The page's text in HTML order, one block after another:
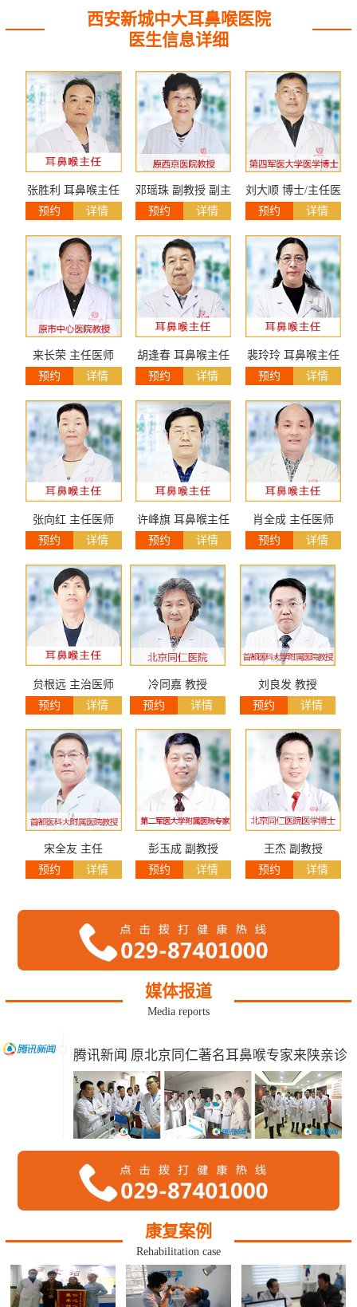
西安新城中大耳鼻喉医院
医生信息详细
张胜利 耳鼻喉主任
预约
详情
邓瑶珠 副教授 副主
任医师
预约 详情
刘大顺 博士/主任医
预约 详情
来长荣 主任医师
预约
详情
胡逢春 耳鼻喉主任
预约
详情
裴玲玲 耳鼻喉主任
预约
详情
张向红 主任医师
预约
详情
许峰旗 耳鼻喉主任
预约
详情
肖全成 主任医师
预约
详情
贠根远 主治医师
预约
详情
冷同嘉 教授
预约
详情
刘良发 教授
预约
详情
宋全友 主任
预约
详情
彭玉成 副教授
预约
详情
王杰 副教授
预约
详情
媒体报道
Media reports
腾讯新闻 原北京同仁著名耳鼻喉专家来陕亲诊
康复案例
Rehabilitation case